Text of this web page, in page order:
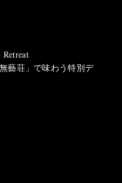
藝荘」で味わう特別デ